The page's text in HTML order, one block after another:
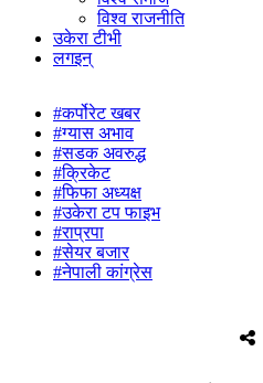
विश्व राजनीति
उकेरा टीभी
लगइन्
#कर्पोरेट खबर
#ग्यास अभाव
#सडक अवरुद्ध
#क्रिकेट
#फिफा अध्यक्ष
#उकेरा टप फाइभ
#राप्रपा
#सेयर बजार
#नेपाली कांग्रेस